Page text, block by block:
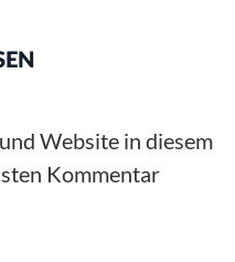
Website in diesem
Kommentar